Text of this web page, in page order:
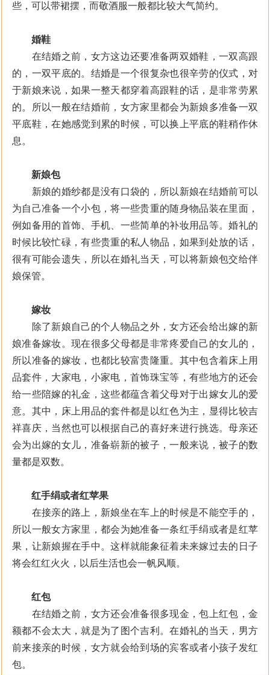
些，可以带裙摆，而敬酒服一般都比较大气简约。
婚鞋
在结婚之前，女方这边还要准备两双婚鞋，一双高跟
的，一双平底的。结婚是一个很复杂也很辛劳的仪式，对
于新娘来说，如果一整天都穿着高跟鞋的话，是非常劳累
的。所以一般在结婚前，女方家里都会为新娘多准备一双
平底鞋，在她感觉到累的时候，可以换上平底的鞋稍作休
息。
新娘包
新娘的婚纱都是没有口袋的，所以新娘在结婚前可以
为自己准备一个小包，将一些贵重的随身物品装在里面，
例如备用的首饰、手机、一些简单的补妆用品等。婚礼的
时候比较忙碌，有些贵重的私人物品，如果到处放的话，
很有可能会遗失，所以在婚礼当天，可以将新娘包交给伴
娘保管。
嫁妆
除了新娘自己的个人物品之外，女方还会给出嫁的新
娘准备嫁妆。现在很多父母都是非常疼爱自己的女儿的，
所以准备的嫁妆，也都比较富贵隆重。其中包含着床上用
品套件，大家电，小家电，首饰珠宝等，有些地方的还会
给一些陪嫁的礼金，这些都蕴含着父母对于出嫁女儿的爱
意。其中，床上用品的套件都是以红色为主，显得比较吉
祥喜庆，当然也可以根据自己的喜好来进行挑选。母亲还
会为出嫁的女儿，准备崭新的被子，一般来说，被子的数
量都是双数。
红手绢或者红苹果
在接亲的路上，新娘坐在车上的时候是不能空手的，
所以一般女方家里，都会为她准备一条红手绢或者是红苹
果，让新娘握在手中。这样就能象征着未来嫁过去的日子
将会红红火火，以后生活也会一帆风顺。
红包
在结婚之前，女方还会准备很多现金，包上红包，金
额都不会太大，就是为了图个吉利。在婚礼的当天，男方
前来接亲的时候，女方就会给到场的宾客或者小孩子发红
包。